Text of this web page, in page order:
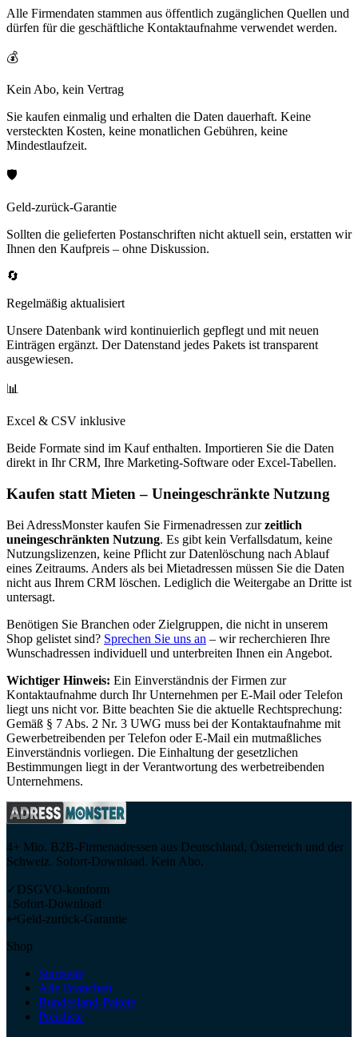
Alle Firmendaten stammen aus öffentlich zugänglichen Quellen und
dürfen für die geschäftliche Kontaktaufnahme verwendet werden.
💰
Kein Abo, kein Vertrag
Sie kaufen einmalig und erhalten die Daten dauerhaft. Keine
versteckten Kosten, keine monatlichen Gebühren, keine
Mindestlaufzeit.
🛡️
Geld-zurück-Garantie
Sollten die gelieferten Postanschriften nicht aktuell sein, erstatten wir
Ihnen den Kaufpreis – ohne Diskussion.
🔄
Regelmäßig aktualisiert
Unsere Datenbank wird kontinuierlich gepflegt und mit neuen
Einträgen ergänzt. Der Datenstand jedes Pakets ist transparent
ausgewiesen.
📊
Excel & CSV inklusive
Beide Formate sind im Kauf enthalten. Importieren Sie die Daten
direkt in Ihr CRM, Ihre Marketing-Software oder Excel-Tabellen.
Kaufen statt Mieten – Uneingeschränkte Nutzung
Bei AdressMonster kaufen Sie Firmenadressen zur zeitlich
uneingeschränkten Nutzung. Es gibt kein Verfallsdatum, keine
Nutzungslizenzen, keine Pflicht zur Datenlöschung nach Ablauf
eines Zeitraums. Anders als bei Mietadressen müssen Sie die Daten
nicht aus Ihrem CRM löschen. Lediglich die Weitergabe an Dritte ist
untersagt.
Benötigen Sie Branchen oder Zielgruppen, die nicht in unserem
Shop gelistet sind? Sprechen Sie uns an – wir recherchieren Ihre
Wunschadressen individuell und unterbreiten Ihnen ein Angebot.
Wichtiger Hinweis: Ein Einverständnis der Firmen zur
Kontaktaufnahme durch Ihr Unternehmen per E-Mail oder Telefon
liegt uns nicht vor. Bitte beachten Sie die aktuelle Rechtsprechung:
Gemäß § 7 Abs. 2 Nr. 3 UWG muss bei der Kontaktaufnahme mit
Gewerbetreibenden per Telefon oder E-Mail ein mutmaßliches
Einverständnis vorliegen. Die Einhaltung der gesetzlichen
Bestimmungen liegt in der Verantwortung des werbetreibenden
Unternehmens.
4+ Mio. B2B-Firmenadressen aus Deutschland, Österreich und der
Schweiz. Sofort-Download. Kein Abo.
✓ DSGVO-konform
↓Sofort-Download
↩Geld-zurück-Garantie
Shop
Startseite
Alle Branchen
Bundesland-Pakete
Preisliste